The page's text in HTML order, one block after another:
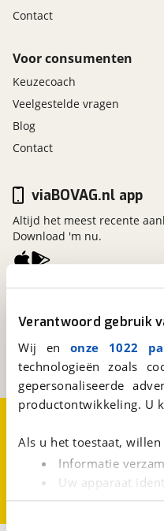
Verantwoord gebruik
Wij en onze 1022
technologieën zoals
gepersonaliseerde
productontwikkeling. U
Als u het toestaat, willen
Informatie
Uw apparaat
Lees meer over hoe uw
Contact
Voor consumenten
Keuzecoach
Veelgestelde vragen
Blog
Contact
Kosterijland15
Bunnik
Een initiatief van
BOVAG
viaBOVAG.nl app
Altijd het meest recente
Download 'm nu.
Over viaBOVAG.nl